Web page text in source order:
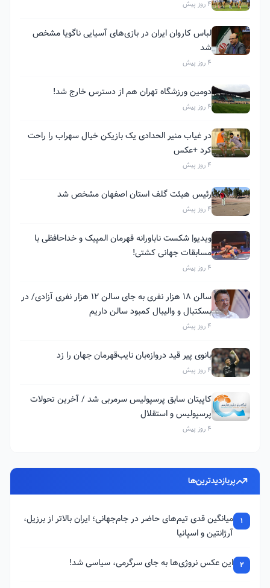
4 روز پیش
لباس کاروان ایران در بازی‌های آسیایی ناگویا مشخص
شد
4 روز پیش
دومین ورزشگاه تهران هم از دسترس خارج شد!
4 روز پیش
در غیاب منیر الحدادی یک بازیکن خیال سهراب را راحت
کرد +عکس
4 روز پیش
رئیس هیئت گلف استان اصفهان مشخص شد
4 روز پیش
ویدیو| شکست ناباورانه قهرمان المپیک و خداحافظی با
مسابقات جهانی کشتی!
4 روز پیش
سالن ۱۸ هزار نفری به جای سالن ۱۲ هزار نفری آزادی/ در
بسکتبال و والیبال کمبود سالن داریم
4 روز پیش
بانوی پیر قید دروازه‌بان نایب‌قهرمان جهان را زد
4 روز پیش
کاپیتان سابق پرسپولیس سرمربی شد / آخرین تحولات
پرسپولیس و استقلال
4 روز پیش
پربازدیدترین‌ها
1
میانگین قدی تیم‌های حاضر در جام‌جهانی؛ ایران بالاتر از برزیل،
آرژانتین و اسپانیا
2 این عکس نروژی‌ها به جای سرگرمی، سیاسی شد!